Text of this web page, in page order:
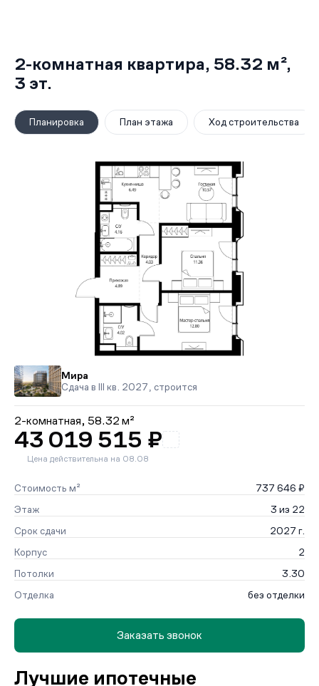
2-комнатная квартира, 58.32 м²,
3 эт.
Планировка План этажа Ход строительства
Мира
Сдача в III кв. 2027, строится
2-комнатная, 58.32 м²
43 019 515 ₽
Цена действительна на 08.08
Стоимость м²
737 646 ₽
Этаж
3 из 22
Срок сдачи
2027 г.
Корпус
2
Потолки
3.30
Отделка
без отделки
Заказать звонок
Лучшие ипотечные